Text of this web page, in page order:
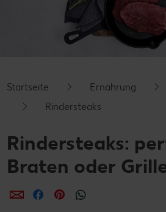
Schwebender Seitenbereich
Startseite Ernährung
Rindersteaks
Rindersteaks:
Braten oder
per E-Mail teilen
per Facebook teilen
per Pinterest teilen